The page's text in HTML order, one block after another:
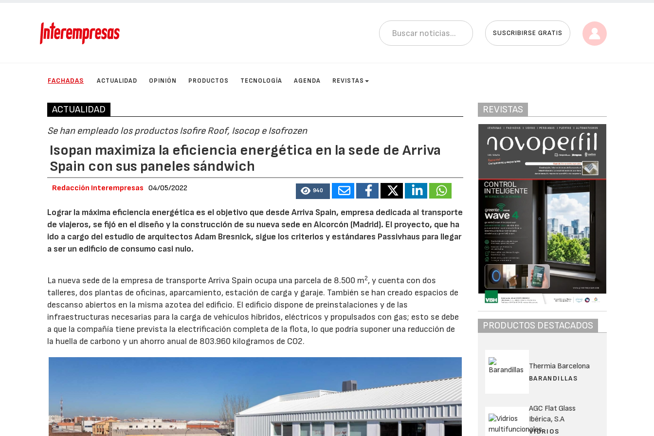
SUSCRIBIRSE GRATIS
FACHADAS ACTUALIDAD OPINIÓN PRODUCTOS TECNOLOGÍA AGENDA REVISTAS
ACTUALIDAD
Se han empleado los productos Isofire Roof, Isocop e Isofrozen
Isopan maximiza la eficiencia energética en la sede de Arriva
Spain con sus paneles sándwich
Redacción Interempresas 04/05/2022 940
Lograr la máxima eficiencia energética es el objetivo que desde Arriva Spain, empresa dedicada al transporte
de viajeros, se fijó en el diseño y la construcción de su nueva sede en Alcorcón (Madrid). El proyecto, que ha
ido a cargo del estudio de arquitectos Adam Bresnick, sigue los criterios y estándares Passivhaus para llegar
a ser un edificio de consumo casi nulo.
La nueva sede de la empresa de transporte Arriva Spain ocupa una parcela de 8.500 m2, y cuenta con dos
talleres, dos plantas de oficinas, aparcamiento, estación de carga y garaje. También se han creado espacios de
descanso abiertos en la misma azotea del edificio. El edificio dispone de preinstalaciones y de las
infraestructuras necesarias para la carga de vehículos híbridos, eléctricos y propulsados con gas; esto se debe
a que la compañía tiene prevista la electrificación completa de la flota, lo que podría suponer una reducción de
la huella de carbono y un ahorro anual de 803.960 kilogramos de CO2.
REVISTAS
PRODUCTOS DESTACADOS
Thermia Barcelona
BARANDILLAS
AGC Flat Glass
Ibérica, S.A
VIDRIOS